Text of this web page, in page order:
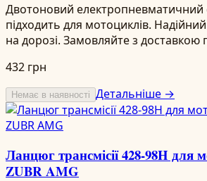
Двотоновий електропневматичний
підходить для мотоциклів.
на дорозі. Замовляйте з доставкою
432 грн
Немає в наявності Детальніше →
Ланцюг трансмісії 428-98H для
ZUBR AMG